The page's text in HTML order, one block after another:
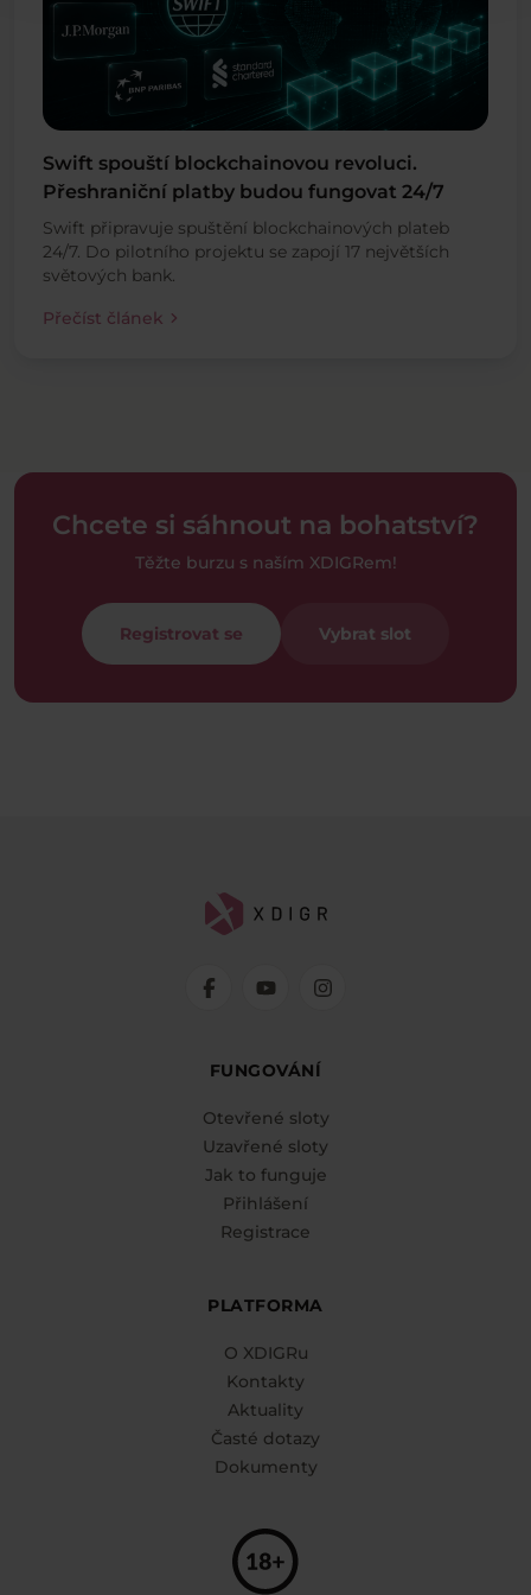
Swift spouští blockchainovou revoluci.
Přeshraniční platby budou fungovat 24/7
Swift připravuje spuštění blockchainových plateb
24/7. Do pilotního projektu se zapojí 17 největších
světových bank.
Přečíst článek chevron_right
Chcete si sáhnout na bohatství?
Těžte burzu s naším XDIGRem!
Registrovat se Vybrat slot
FUNGOVÁNÍ
Otevřené sloty
Uzavřené sloty
Jak to funguje
Přihlášení
Registrace
PLATFORMA
O XDIGRu
Kontakty
Aktuality
Časté dotazy
Dokumenty